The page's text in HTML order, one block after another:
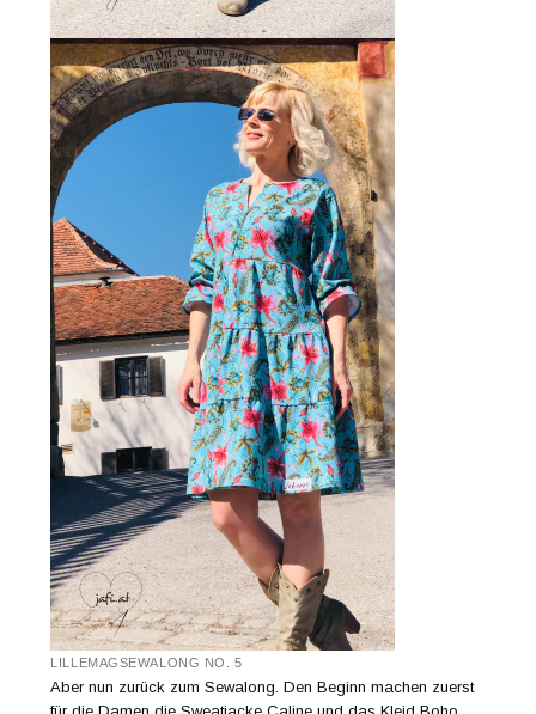
LILLEMAGSEWALONG NO. 5
Aber nun zurück zum Sewalong. Den Beginn machen zuerst